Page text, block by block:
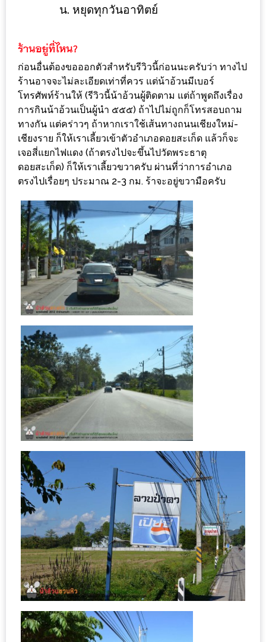
16
อร่อย
ต้อง
มา
ลอง
ถนน
คน
เดิน
ท่าแพ
เชียงใหม่
CART
CHECKOUT
DRAFT
บาร์บีคิว
สาว
เหนือ
กับ
สลัด
หนุ่ม
เมนู
เด็ด
จาก
ANNA
FARM
ที่
เอาชนะ
ใจ
กรรมการ
จาก
THE
น. หยุดทุกวันอาทิตย์
ก่อนอื่นต้องขอออกตัวสำหรับรีวิวนี้ก่อนนะครับว่า ทางไป
ร้านอาจจะไม่ละเอียดเท่าที่ควร แต่น้าอ้วนมีเบอร์
โทรศัพท์ร้านให้ (รีวิวนี้น้าอ้วนผู้ติดตาม แต่ถ้าพูดถึงเรื่อง
การกินน้าอ้วนเป็นผู้นำ ๕๕๕) ถ้าไปไม่ถูกก็โทรสอบถาม
ทางกัน แต่คร่าวๆ ถ้าหากเราใช้เส้นทางถนนเชียงใหม่-
เชียงราย ก็ให้เราเลี้ยวเข้าตัวอำเภอดอยสะเก็ด แล้วก็จะ
เจอสี่แยกไฟแดง (ถ้าตรงไปจะขึ้นไปวัดพระธาตุ
ดอยสะเก็ด) ก็ให้เราเลี้ยวขวาครับ ผ่านที่ว่าการอำเภอ
ตรงไปเรื่อยๆ ประมาณ 2-3 กม. ร้าจะอยู่ขวามือครับ